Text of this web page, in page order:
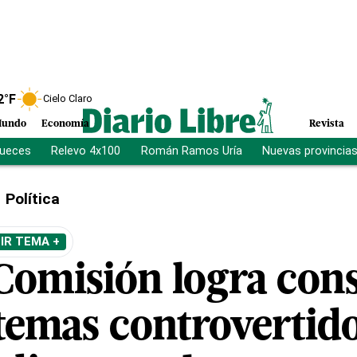
°F Cielo Claro
Economía Revista
Relevo 4x100 Román Ramos Uría Nuevas
Política
TEMA +
logra